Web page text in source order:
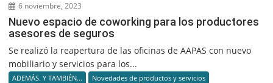
6 noviembre, 2023
Nuevo espacio de coworking para los productores
asesores de seguros
Se realizó la reapertura de las oficinas de AAPAS con nuevo
mobiliario y servicios para los...
ADEMÁS. Y TAMBIÉN... Novedades de productos y servicios